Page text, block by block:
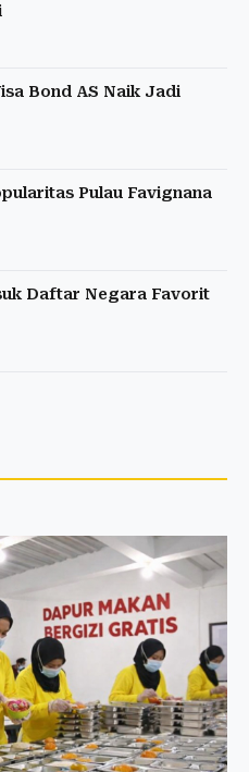
Bond AS Naik Jadi
Pulau Favignana
Daftar Negara Favorit